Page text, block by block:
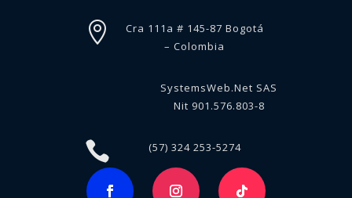

Cra 111a # 145-87 Bogotá
– Colombia
SystemsWeb.Net SAS
Nit 901.576.803-8
 (57) 324 253-5274